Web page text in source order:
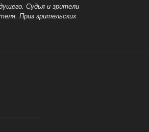
Судья и зрители
Приз зрительских